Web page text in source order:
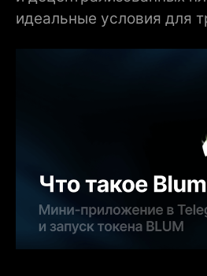
идеальные условия для